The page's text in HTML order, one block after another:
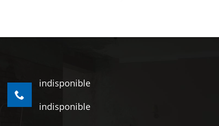
indisponible
indisponible